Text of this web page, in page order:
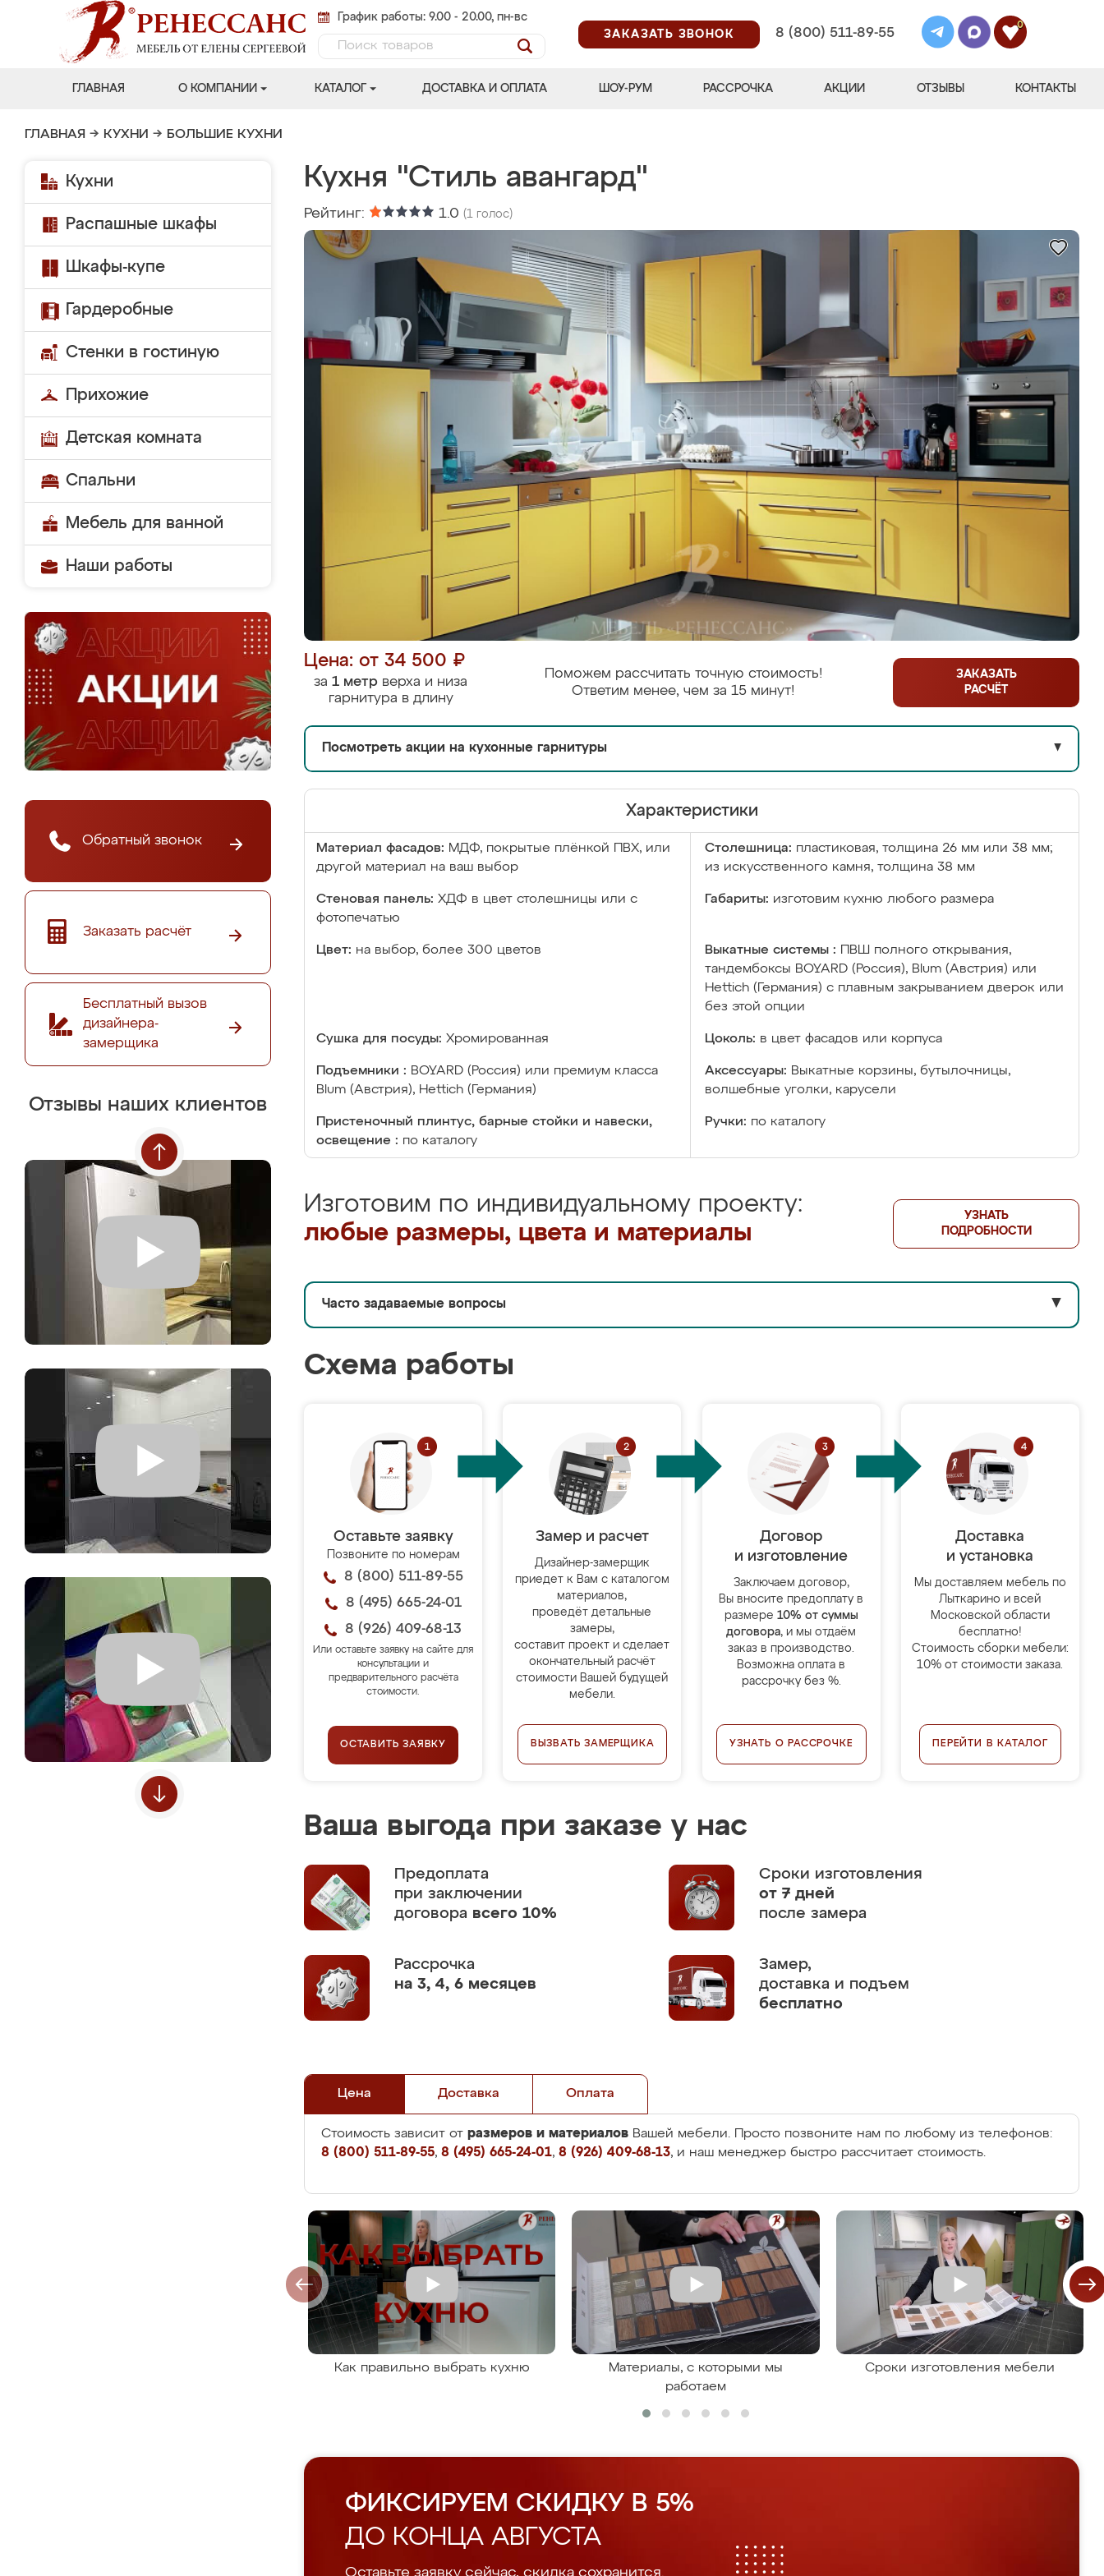
График работы: 9.00 - 20.00, пн-вс
ЗАКАЗАТЬ ЗВОНОК
8 (800) 511-89-55
0
ГЛАВНАЯ О КОМПАНИИ КАТАЛОГ ДОСТАВКА И ОПЛАТА ШОУ-РУМ РАССРОЧКА АКЦИИ ОТЗЫВЫ КОНТАКТЫ
ГЛАВНАЯ → КУХНИ → БОЛЬШИЕ КУХНИ
Кухни
Распашные шкафы
Шкафы-купе
Гардеробные
Стенки в гостиную
Прихожие
Детская комната
Спальни
Мебель для ванной
Наши работы
Обратный звонок
Заказать расчёт
Бесплатный вызов
дизайнера-
замерщика
Отзывы наших клиентов
Кухня "Стиль авангард"
Рейтинг: 1.0 (1 голос)
Цена: от 34 500 ₽
за 1 метр верха и низа
гарнитура в длину
Поможем рассчитать точную стоимость!
Ответим менее, чем за 15 минут!
ЗАКАЗАТЬ
РАСЧЁТ
Посмотреть акции на кухонные гарнитуры ▼
Характеристики
Материал фасадов: МДФ, покрытые плёнкой ПВХ, или
другой материал на ваш выбор
Столешница: пластиковая, толщина 26 мм или 38 мм;
из искусственного камня, толщина 38 мм
Стеновая панель: ХДФ в цвет столешницы или с
фотопечатью
Габариты: изготовим кухню любого размера
Цвет: на выбор, более 300 цветов Выкатные системы :
ПВШ полного открывания,
тандембоксы BOYARD (Россия), Blum (Австрия) или
Hettich (Германия) с плавным закрыванием дверок или
без этой опции
Сушка для посуды: Хромированная Цоколь: в цвет фасадов или корпуса
Подъемники : BOYARD (Россия) или премиум класса
Blum (Австрия), Hettich (Германия)
Аксессуары: Выкатные корзины, бутылочницы,
волшебные уголки, карусели
Пристеночный плинтус, барные стойки и навески,
освещение : по каталогу
Ручки: по каталогу
Изготовим по индивидуальному проекту:
любые размеры, цвета и материалы
УЗНАТЬ
ПОДРОБНОСТИ
Часто задаваемые вопросы ▼
Схема работы
Оставьте заявку
Позвоните по номерам
8 (800) 511-89-55
8 (495) 665-24-01
8 (926) 409-68-13
Или оставьте заявку на сайте для
консультации и
предварительного расчёта
стоимости.
ОСТАВИТЬ ЗАЯВКУ
Замер и расчет
Дизайнер-замерщик
приедет к Вам с каталогом
материалов,
проведёт детальные
замеры,
составит проект и сделает
окончательный расчёт
стоимости Вашей будущей
мебели.
ВЫЗВАТЬ ЗАМЕРЩИКА
Договор
и изготовление
Заключаем договор,
Вы вносите предоплату в
размере 10% от суммы
договора, и мы отдаём
заказ в производство.
Возможна оплата в
рассрочку без %.
УЗНАТЬ О РАССРОЧКЕ
Доставка
и установка
Мы доставляем мебель по
Лыткарино и всей
Московской области
бесплатно!
Стоимость сборки мебели:
10% от стоимости заказа.
ПЕРЕЙТИ В КАТАЛОГ
Ваша выгода при заказе у нас
Предоплата
при заключении
договора всего 10%
Сроки изготовления
от 7 дней
после замера
Рассрочка
на 3, 4, 6 месяцев
Замер,
доставка и подъем
бесплатно
Цена Доставка Оплата
Стоимость зависит от размеров и материалов Вашей мебели. Просто позвоните нам по любому из телефонов:
8 (800) 511-89-55, 8 (495) 665-24-01, 8 (926) 409-68-13, и наш менеджер быстро рассчитает стоимость.
Как правильно выбрать кухню
Материалы, с которыми мы
работаем
Сроки изготовления мебели
ФИКСИРУЕМ СКИДКУ В 5%
ДО КОНЦА АВГУСТА
Оставьте заявку сейчас, скидка сохранится.